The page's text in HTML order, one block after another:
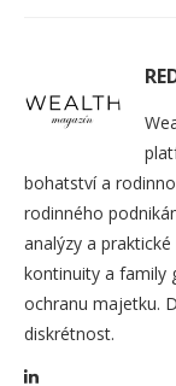
bohatství a
rodinného
analýzy a
kontinuity a family
ochranu majetku.
diskrétnost.